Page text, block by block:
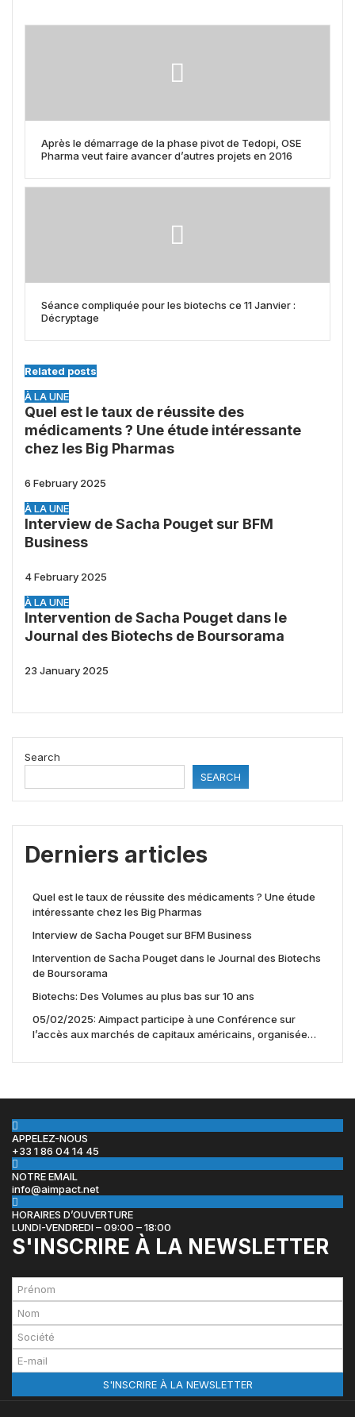
Après le démarrage de la phase pivot de Tedopi, OSE
Pharma veut faire avancer d’autres projets en 2016
Séance compliquée pour les biotechs ce 11 Janvier :
Décryptage
Related posts
À LA UNE
Quel est le taux de réussite des
médicaments ? Une étude intéressante
chez les Big Pharmas
6 February 2025
À LA UNE
Interview de Sacha Pouget sur BFM
Business
4 February 2025
À LA UNE
Intervention de Sacha Pouget dans le
Journal des Biotechs de Boursorama
23 January 2025
Search
SEARCH
Derniers articles
Quel est le taux de réussite des médicaments ? Une étude
intéressante chez les Big Pharmas
Interview de Sacha Pouget sur BFM Business
Intervention de Sacha Pouget dans le Journal des Biotechs
de Boursorama
Biotechs: Des Volumes au plus bas sur 10 ans
05/02/2025: Aimpact participe à une Conférence sur
l’accès aux marchés de capitaux américains, organisée
APPELEZ-NOUS
+33 1 86 04 14 45
NOTRE EMAIL
info@aimpact.net
HORAIRES D’OUVERTURE
LUNDI-VENDREDI – 09:00 – 18:00
S'INSCRIRE À LA NEWSLETTER